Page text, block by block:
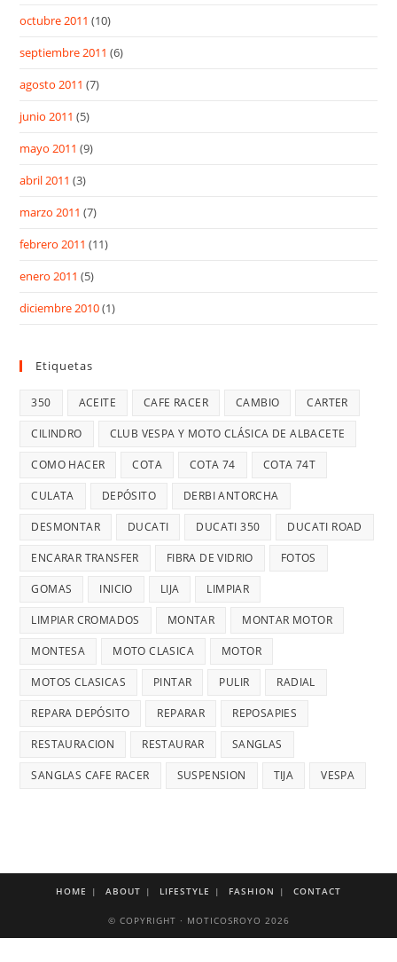
octubre 2011 (10)
septiembre 2011 (6)
agosto 2011 (7)
junio 2011 (5)
mayo 2011 (9)
abril 2011 (3)
marzo 2011 (7)
febrero 2011 (11)
enero 2011 (5)
diciembre 2010(1)
Etiquetas
350 ACEITE CAFE RACER CAMBIO CARTER
CILINDRO CLUB VESPA Y MOTO CLÁSICA DE ALBACETE
COMO HACER COTA COTA 74 COTA 74T
CULATA DEPÓSITO DERBI ANTORCHA
DESMONTAR DUCATI DUCATI 350 DUCATI ROAD
ENCARAR TRANSFER FIBRA DE VIDRIO FOTOS
GOMAS INICIO LIJA LIMPIAR
LIMPIAR CROMADOS MONTAR MONTAR MOTOR
MONTESA MOTO CLASICA MOTOR
MOTOS CLASICAS PINTAR PULIR RADIAL
REPARA DEPÓSITO REPARAR REPOSAPIES
RESTAURACION RESTAURAR SANGLAS
SANGLAS CAFE RACER SUSPENSION TIJA VESPA
HOME ABOUT LIFESTYLE FASHION CONTACT
© COPYRIGHT · MOTICOSROYO 2026